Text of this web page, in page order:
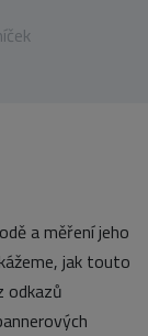
a měření jeho
jak touto
odkazů